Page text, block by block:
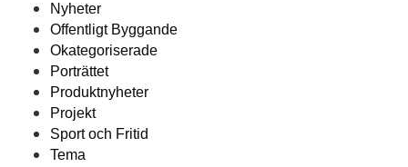
Nyheter
Offentligt Byggande
Okategoriserade
Porträttet
Produktnyheter
Projekt
Sport och Fritid
Tema